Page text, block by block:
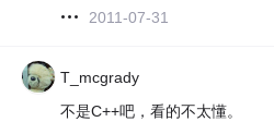
2011-07-31
T_mcgrady
不是C++吧，看的不太懂。